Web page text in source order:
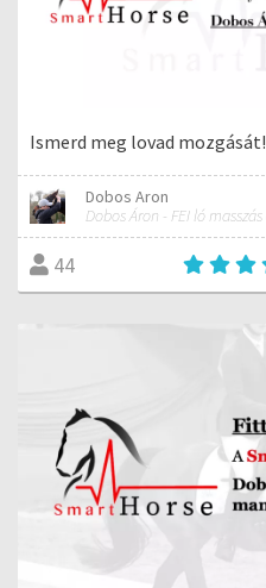
Ismerd meg lovad mozgását!
Dobos Aron
44